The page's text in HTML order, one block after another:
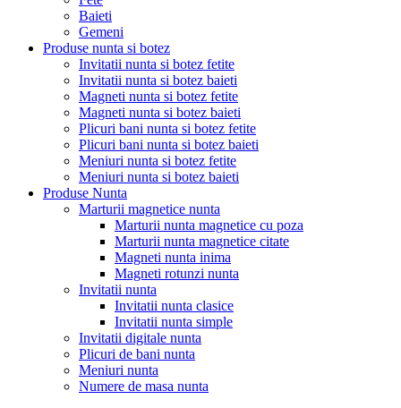
Baieti
Gemeni
Produse nunta si botez
Invitatii nunta si botez fetite
Invitatii nunta si botez baieti
Magneti nunta si botez fetite
Magneti nunta si botez baieti
Plicuri bani nunta si botez fetite
Plicuri bani nunta si botez baieti
Meniuri nunta si botez fetite
Meniuri nunta si botez baieti
Produse Nunta
Marturii magnetice nunta
Marturii nunta magnetice cu poza
Marturii nunta magnetice citate
Magneti nunta inima
Magneti rotunzi nunta
Invitatii nunta
Invitatii nunta clasice
Invitatii nunta simple
Invitatii digitale nunta
Plicuri de bani nunta
Meniuri nunta
Numere de masa nunta